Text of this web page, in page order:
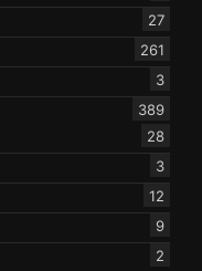
27
261
3
389
28
3
12
9
2